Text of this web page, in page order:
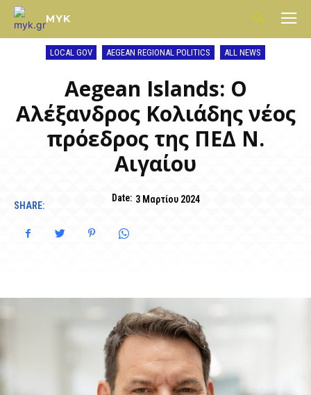
MYK
LOCAL GOV AEGEAN REGIONAL POLITICS ALL NEWS
Aegean Islands: Ο
Αλέξανδρος Κολιάδης νέος
πρόεδρος της ΠΕΔ Ν.
Αιγαίου
Date: 3 Μαρτίου 2024
SHARE: